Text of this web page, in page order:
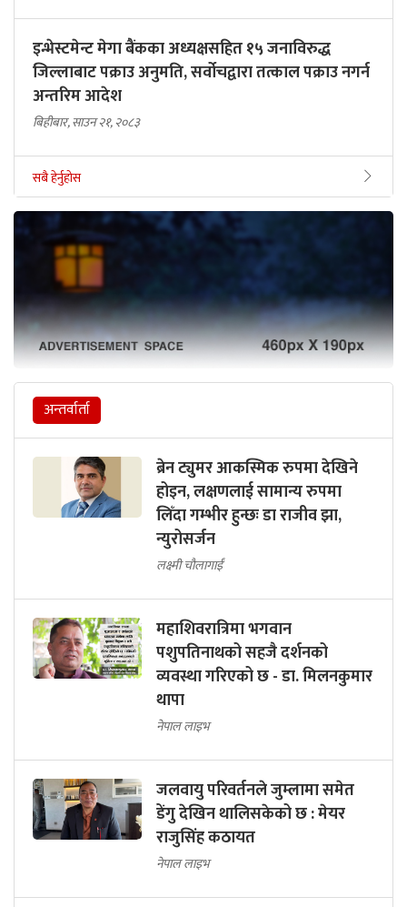
इन्भेस्टमेन्ट मेगा बैंकका अध्यक्षसहित १५ जनाविरुद्ध
जिल्लाबाट पक्राउ अनुमति, सर्वोचद्वारा तत्काल पक्राउ नगर्न
अन्तरिम आदेश
बिहीबार, साउन २१, २०८३
सबै हेर्नुहोस
अन्तर्वार्ता
ब्रेन ट्युमर आकस्मिक रुपमा देखिने
होइन, लक्षणलाई सामान्य रुपमा
लिँदा गम्भीर हुन्छः डा राजीव झा,
न्युरोसर्जन
लक्ष्मी चौलागाईं
महाशिवरात्रिमा भगवान
पशुपतिनाथको सहजै दर्शनको
व्यवस्था गरिएको छ - डा. मिलनकुमार
थापा
नेपाल लाइभ
जलवायु परिवर्तनले जुम्लामा समेत
डेंगु देखिन थालिसकेको छ : मेयर
राजुसिंह कठायत
नेपाल लाइभ